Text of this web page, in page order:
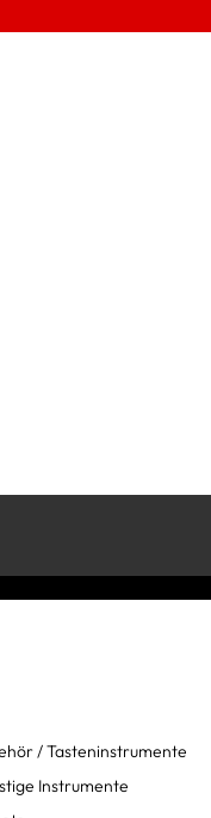
/ Tasteninstrumente
Instrumente